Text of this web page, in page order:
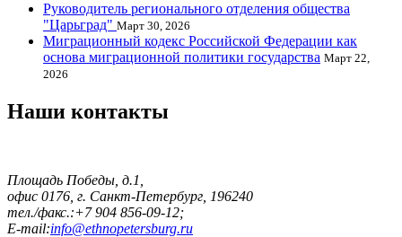
Руководитель регионального отделения общества
"Царьград" Март 30, 2026
Миграционный кодекс Российской Федерации как
основа миграционной политики государства Март 22,
2026
Наши контакты
Площадь Победы, д.1,
офис 0176, г. Санкт-Петербург, 196240
тел./факс.:+7 904 856-09-12;
E-mail:info@ethnopetersburg.ru